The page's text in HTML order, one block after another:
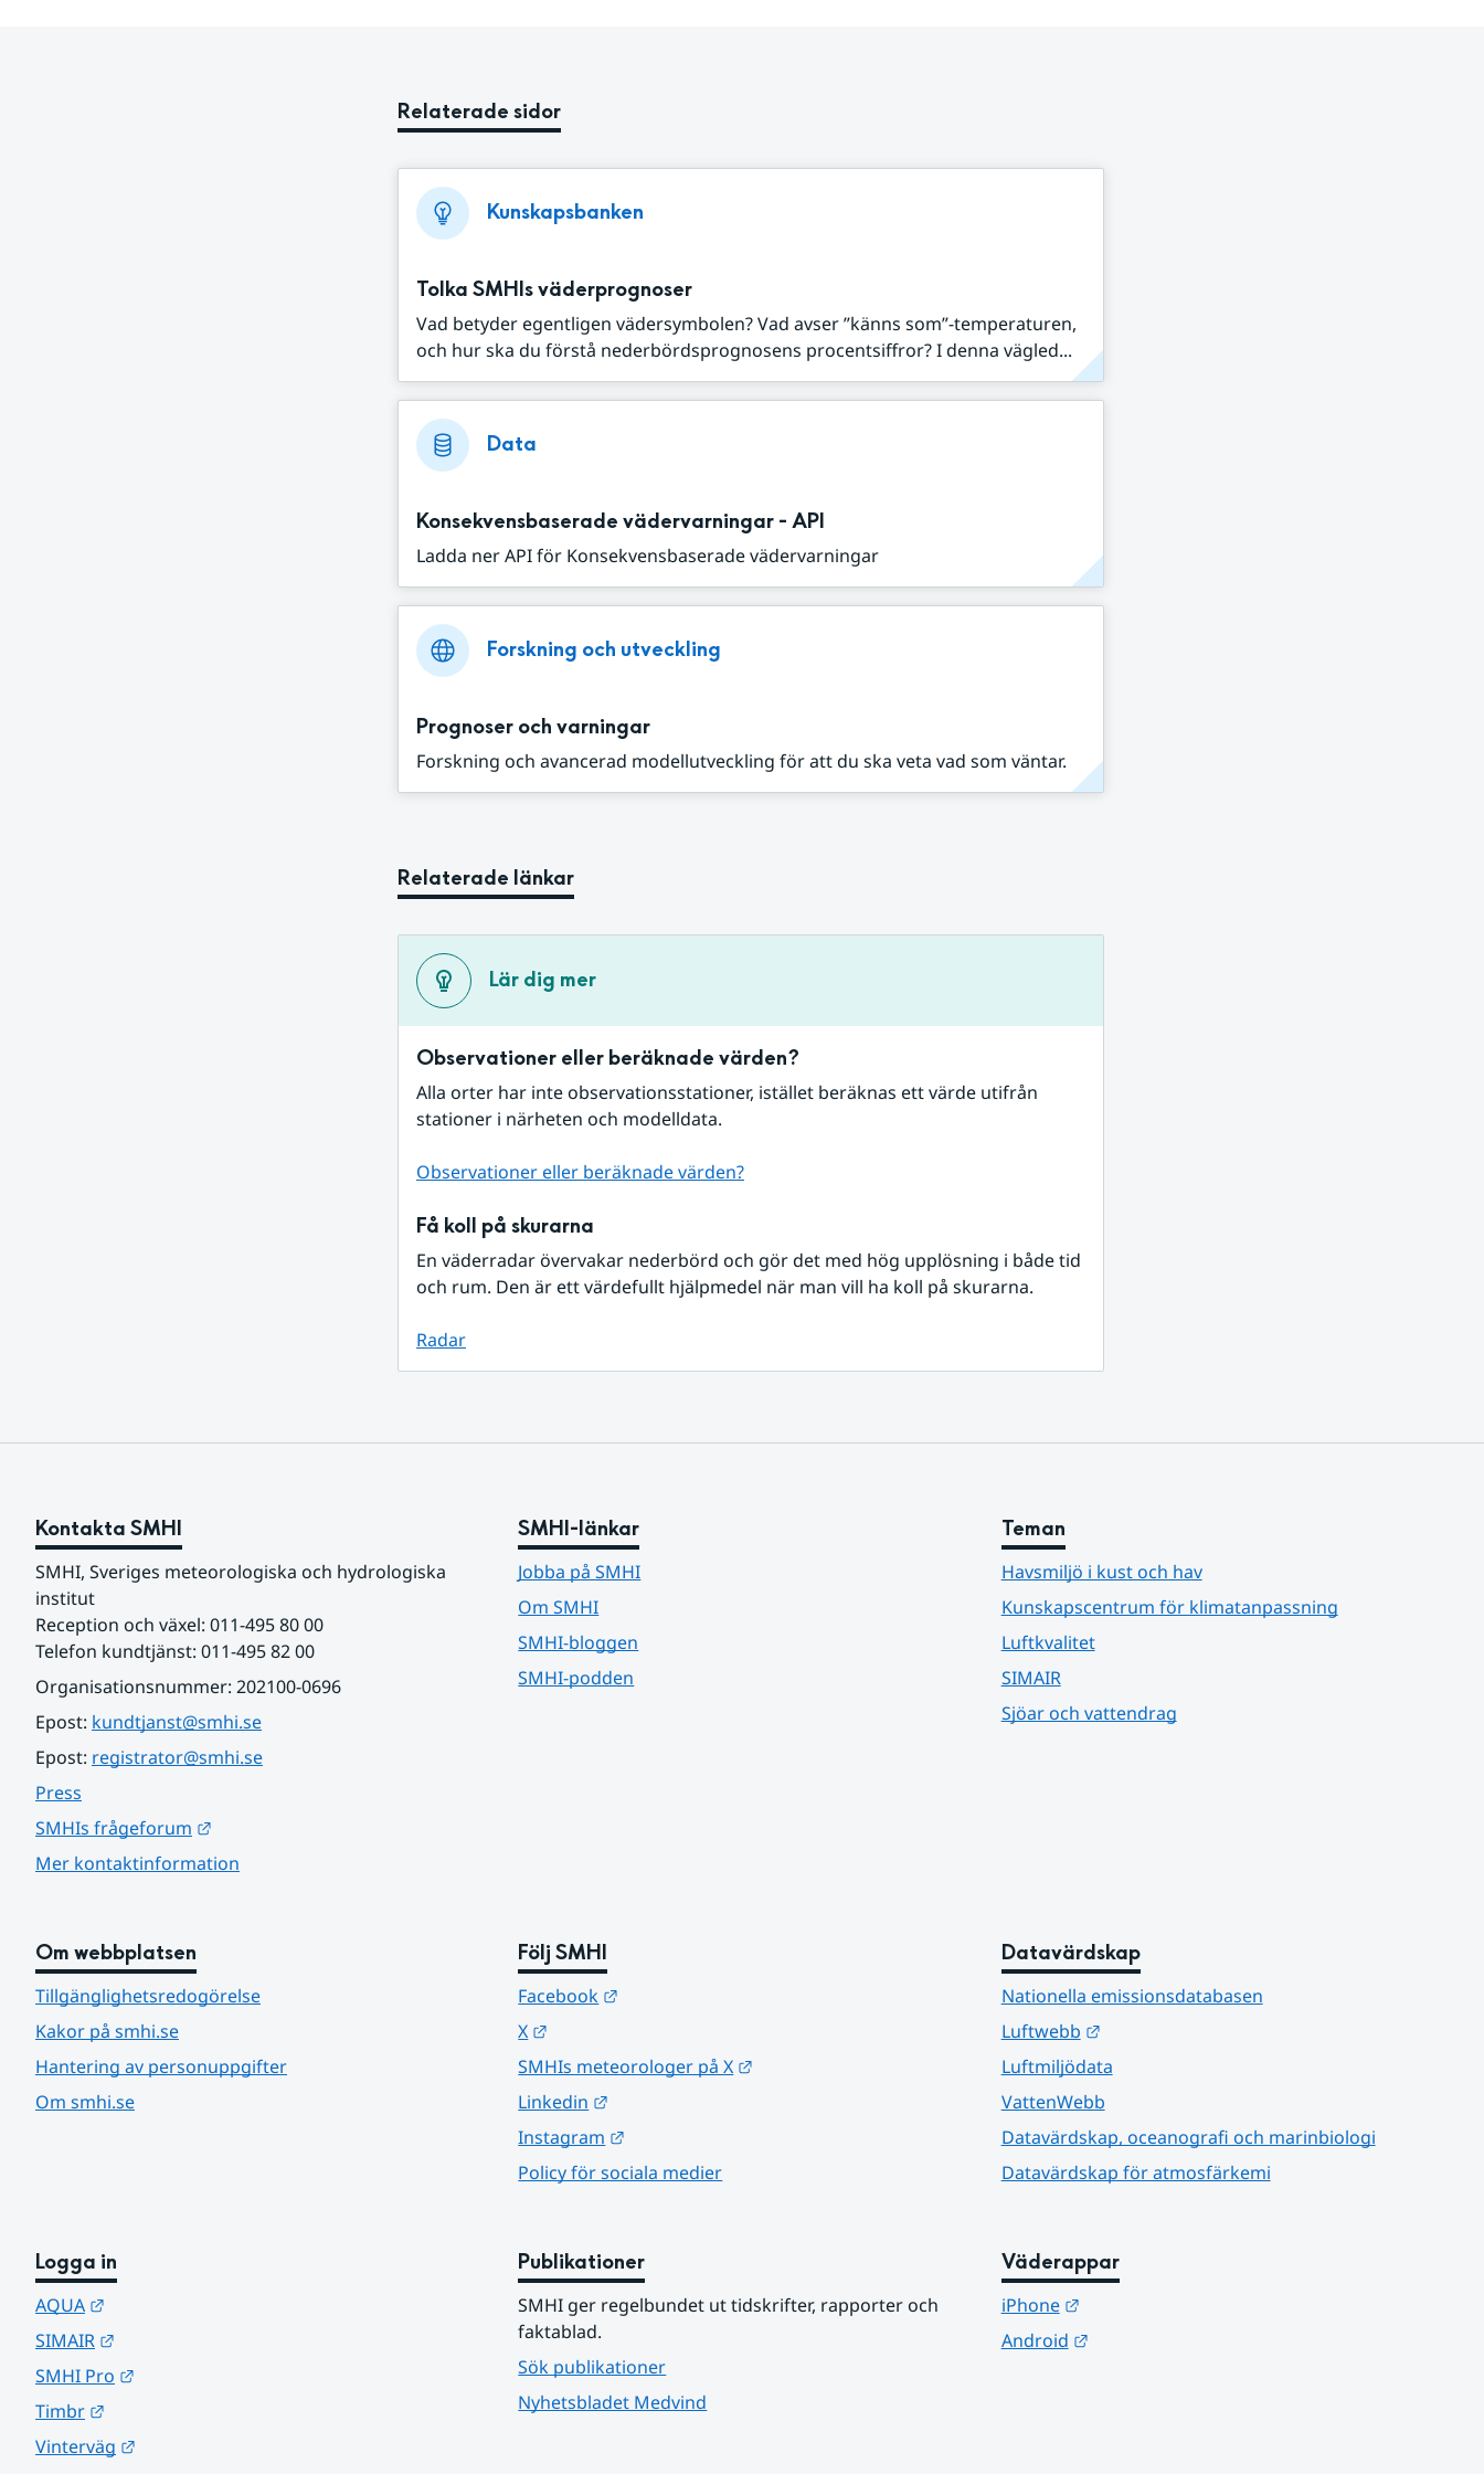
Relaterade sidor
Kunskapsbanken
Tolka SMHIs väderprognoser
Vad betyder egentligen vädersymbolen? Vad avser ”känns som”-temperaturen,
och hur ska du förstå nederbördsprognosens procentsiffror? I denna vägled...
Data
Konsekvensbaserade vädervarningar - API
Ladda ner API för Konsekvensbaserade vädervarningar
Forskning och utveckling
Prognoser och varningar
Forskning och avancerad modellutveckling för att du ska veta vad som väntar.
Relaterade länkar
Lär dig mer
Observationer eller beräknade värden?
Alla orter har inte observationsstationer, istället beräknas ett värde utifrån
stationer i närheten och modelldata.
Observationer eller beräknade värden?
Få koll på skurarna
En väderradar övervakar nederbörd och gör det med hög upplösning i både tid
och rum. Den är ett värdefullt hjälpmedel när man vill ha koll på skurarna.
Radar
Kontakta SMHI
SMHI, Sveriges meteorologiska och hydrologiska
institut
Reception och växel: 011-495 80 00
Telefon kundtjänst: 011-495 82 00
Organisationsnummer: 202100-0696
Epost: kundtjanst@smhi.se
Epost: registrator@smhi.se
Press
SMHIs frågeforum
Mer kontaktinformation
SMHI-länkar
Jobba på SMHI
Om SMHI
SMHI-bloggen
SMHI-podden
Teman
Havsmiljö i kust och hav
Kunskapscentrum för klimatanpassning
Luftkvalitet
SIMAIR
Sjöar och vattendrag
Om webbplatsen
Tillgänglighetsredogörelse
Kakor på smhi.se
Hantering av personuppgifter
Om smhi.se
Följ SMHI
Facebook
X
SMHIs meteorologer på X
Linkedin
Instagram
Policy för sociala medier
Datavärdskap
Nationella emissionsdatabasen
Luftwebb
Länk till annan webbplats.
Luftmiljödata
VattenWebb
Datavärdskap, oceanografi och marinbiologi
Datavärdskap för atmosfärkemi
Logga in
AQUA
SIMAIR
SMHI Pro
Timbr
Vinterväg
Publikationer
SMHI ger regelbundet ut tidskrifter, rapporter och
faktablad.
Sök publikationer
Nyhetsbladet Medvind
Väderappar
iPhone
Länk till annan webbplats.
Android
Länk till annan webbplats.